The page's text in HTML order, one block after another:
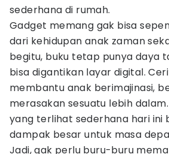
sederhana di rumah.
Gadget memang gak bisa
dari kehidupan anak zaman
begitu, buku tetap punya daya
bisa digantikan layar digital.
membantu anak berimajinasi,
merasakan sesuatu lebih
yang terlihat sederhana hari ini
dampak besar untuk masa
Jadi, gak perlu buru-buru